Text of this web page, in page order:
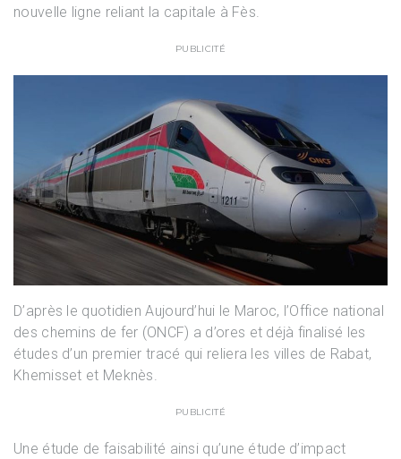
nouvelle ligne reliant la capitale à Fès.
PUBLICITÉ
D’après le quotidien Aujourd’hui le Maroc, l’Office national
des chemins de fer (ONCF) a d’ores et déjà finalisé les
études d’un premier tracé qui reliera les villes de Rabat,
Khemisset et Meknès.
PUBLICITÉ
Une étude de faisabilité ainsi qu’une étude d’impact